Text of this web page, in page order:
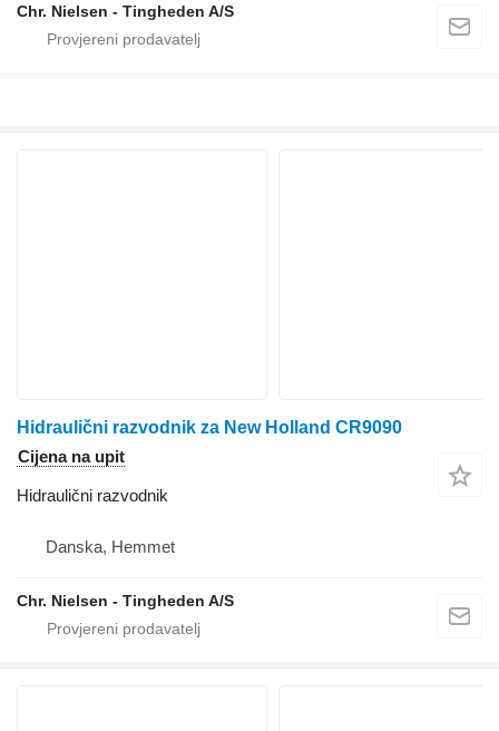
Chr. Nielsen - Tingheden A/S
Hidraulični razvodnik za New Holland CR9090
Cijena na upit
Hidraulični razvodnik
Danska, Hemmet
Chr. Nielsen - Tingheden A/S